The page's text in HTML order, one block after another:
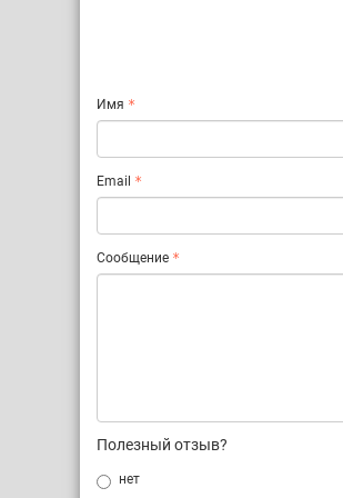
Имя
Email
Сообщение
Полезный отзыв?
нет